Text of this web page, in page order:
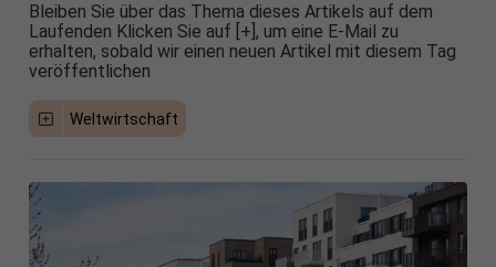
Bleiben Sie über das Thema dieses Artikels auf dem
Laufenden Klicken Sie auf [+], um eine E-Mail zu
erhalten, sobald wir einen neuen Artikel mit diesem Tag
veröffentlichen
Weltwirtschaft